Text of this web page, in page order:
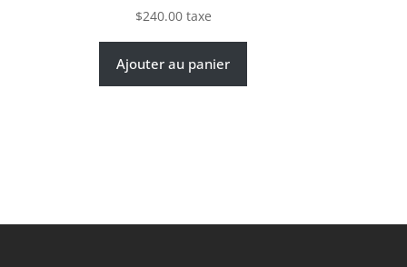
$240.00 taxe
Ajouter au panier